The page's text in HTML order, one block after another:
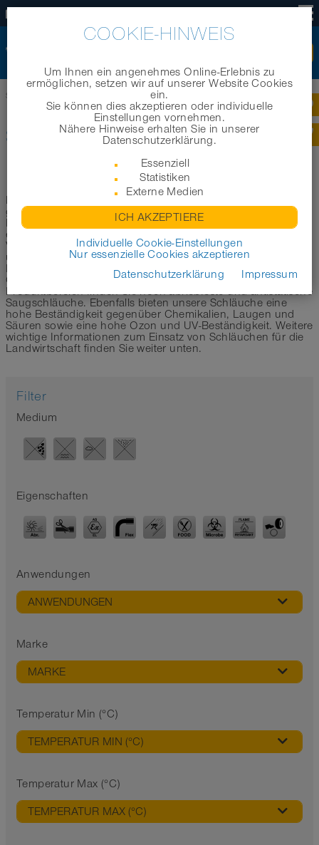
Startseite Branchenbereiche |
SCHLÄUCHE FÜR DIE
LANDWIRTSCHAFT
In diesem Bereich möchten wir Sie bei der Auswahl der
geeigneten Förderschläuche und Saugschläuche für die
Landwirtschaft unterstützen. Im Folgenden haben wir eine
erste Auswahl der geeigneten Schläuche für zahlreiche
Verwendungsmöglichkeiten in der Landwirtschaft aus
unserem Schlauchsortiment für Sie zusammengestellt - zur
Förderung von Saatgut und Dünger, zur Bewässerung und
Gülleverteilung oder zur Tierstall-Belüftung. In diesem
Produktbereich finden Sie hoch abriebfeste und antistatische
Saugschläuche. Ebenfalls bieten unsere Schläuche eine
hohe Beständigkeit gegenüber Chemikalien, Laugen und
Säuren sowie eine hohe Ozon und UV-Beständigkeit. Weitere
wichtige Informationen zum Einsatz von Schläuchen für die
Landwirtschaft finden Sie weiter unten.
Filter
Medium
Eigenschaften
Anwendungen
ANWENDUNGEN
Marke
MARKE
Temperatur Min (°C)
TEMPERATUR MIN (°C)
Temperatur Max (°C)
TEMPERATUR MAX (°C)
COOKIE-HINWEIS
Um Ihnen ein angenehmes Online-Erlebnis zu
ermöglichen, setzen wir auf unserer Website Cookies
ein.
Sie können dies akzeptieren oder individuelle
Einstellungen vornehmen.
Nähere Hinweise erhalten Sie in unserer
Datenschutzerklärung.
Essenziell
Statistiken
Externe Medien
ICH AKZEPTIERE
Individuelle Cookie-Einstellungen
Nur essenzielle Cookies akzeptieren
Datenschutzerklärung
Impressum